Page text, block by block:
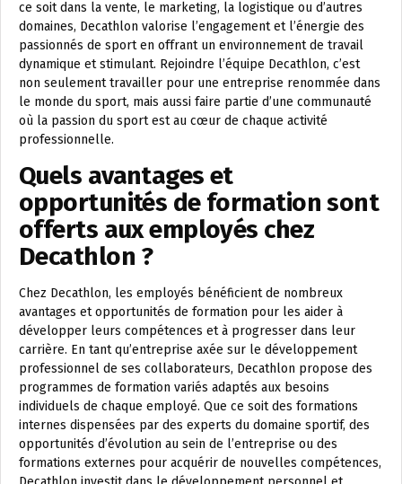
ce soit dans la vente, le marketing, la logistique ou d’autres
domaines, Decathlon valorise l’engagement et l’énergie des
passionnés de sport en offrant un environnement de travail
dynamique et stimulant. Rejoindre l’équipe Decathlon, c’est
non seulement travailler pour une entreprise renommée dans
le monde du sport, mais aussi faire partie d’une communauté
où la passion du sport est au cœur de chaque activité
professionnelle.
Quels avantages et
opportunités de formation sont
offerts aux employés chez
Decathlon ?
Chez Decathlon, les employés bénéficient de nombreux
avantages et opportunités de formation pour les aider à
développer leurs compétences et à progresser dans leur
carrière. En tant qu’entreprise axée sur le développement
professionnel de ses collaborateurs, Decathlon propose des
programmes de formation variés adaptés aux besoins
individuels de chaque employé. Que ce soit des formations
internes dispensées par des experts du domaine sportif, des
opportunités d’évolution au sein de l’entreprise ou des
formations externes pour acquérir de nouvelles compétences,